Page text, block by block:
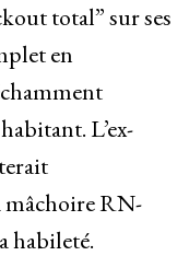
total” sur ses
en
L’ex-
mâchoire RN-
habileté.